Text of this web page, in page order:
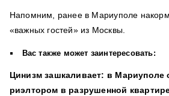
Напомним, ранее в Мариуполе
«важных гостей» из Москвы.
Вас также может заинтересовать:
Цинизм зашкаливает: в Мариуполе
риэлтором в разрушенной